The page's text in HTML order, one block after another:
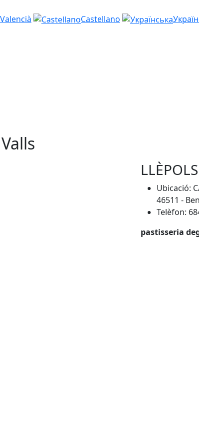
Valencià Castellano
LLÈPOLS
Ubicació:
46511 -
Telèfon:
pastisseria